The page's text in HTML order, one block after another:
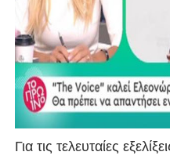
Για τις τελευταίες